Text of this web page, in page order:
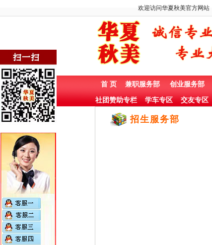
欢迎访问华夏秋美官方网站
首 页 兼职服务部 创业服务部
社团赞助专栏 学车专区 交友专区
招生服务部